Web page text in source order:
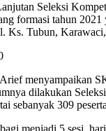
Seleksi
formasi tahun 2021
Ks. Tubun,
menyampaikan
dilakukan
sebanyak 309